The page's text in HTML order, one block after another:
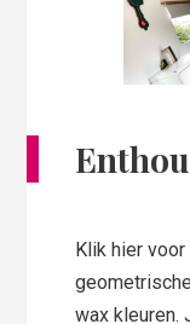
Klik hier
wax kleuren.